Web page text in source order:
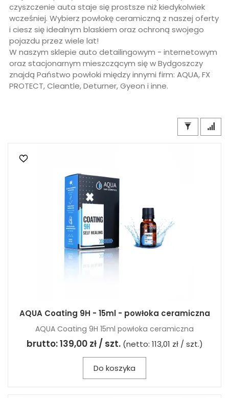
czyszczenie auta staje się prostsze niż kiedykolwiek
wcześniej. Wybierz powłokę ceramiczną z naszej oferty
i ciesz się idealnym blaskiem oraz ochroną swojego
pojazdu przez wiele lat!
W naszym sklepie auto detailingowym - internetowym
oraz stacjonarnym mieszczącym się w Bydgoszczy
znajdą Państwo powłoki między innymi firm: AQUA, FX
PROTECT, Cleantle, Deturner, Gyeon i inne.
AQUA Coating 9H - 15ml - powłoka ceramiczna
AQUA Coating 9H 15ml powłoka ceramiczna
brutto:139,00 zł / szt. (netto: 113,01 zł / szt.)
Do koszyka